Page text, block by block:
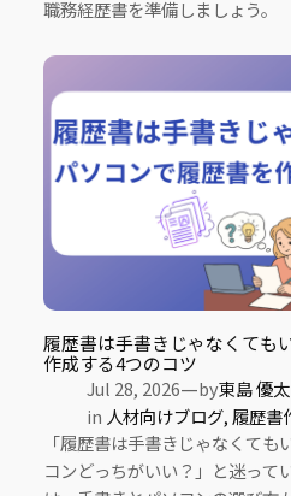
職務経歴書を準備しましょう。
履歴書は手書きじゃなくても
作成する4つのコツ
Jul 28, 2026—by東島 優太
in 人材向けブログ, 履歴書
「履歴書は手書きじゃなくて
コンどっちがいい？」と迷って